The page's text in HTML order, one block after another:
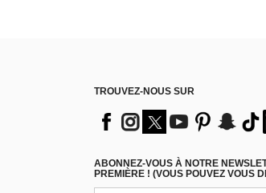
TROUVEZ-NOUS SUR
ABONNEZ-VOUS À NOTRE
PREMIÈRE ! (VOUS POUVEZ VOUS